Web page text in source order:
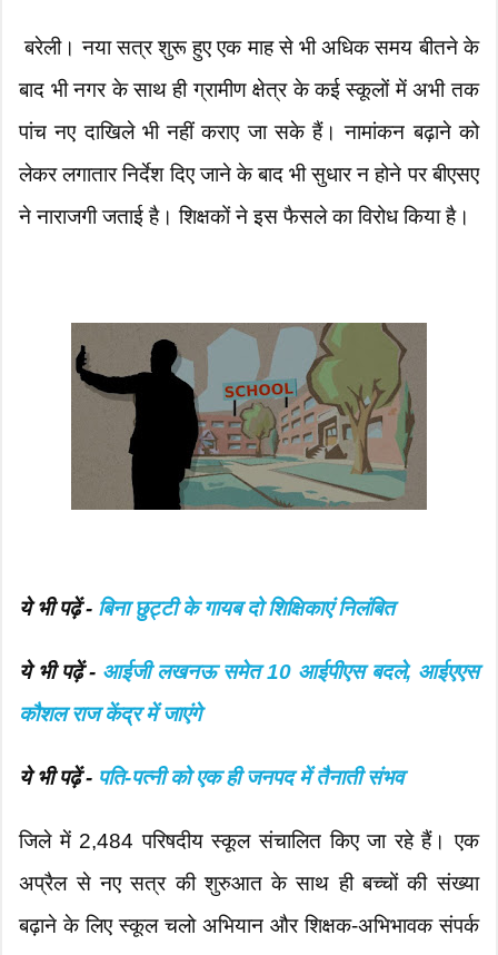
बरेली। नया सत्र शुरू हुए एक माह से भी अधिक समय बीतने के
बाद भी नगर के साथ ही ग्रामीण क्षेत्र के कई स्कूलों में अभी तक
पांच नए दाखिले भी नहीं कराए जा सके हैं। नामांकन बढ़ाने को
लेकर लगातार निर्देश दिए जाने के बाद भी सुधार न होने पर बीएसए
ने नाराजगी जताई है। शिक्षकों ने इस फैसले का विरोध किया है।
ये भी पढ़ें - बिना छुट्टी के गायब दो शिक्षिकाएं निलंबित
ये भी पढ़ें - आईजी लखनऊ समेत 10 आईपीएस बदले, आईएएस
कौशल राज केंद्र में जाएंगे
ये भी पढ़ें - पति-पत्नी को एक ही जनपद में तैनाती संभव
जिले में 2,484 परिषदीय स्कूल संचालित किए जा रहे हैं। एक
अप्रैल से नए सत्र की शुरुआत के साथ ही बच्चों की संख्या
बढ़ाने के लिए स्कूल चलो अभियान और शिक्षक-अभिभावक संपर्क